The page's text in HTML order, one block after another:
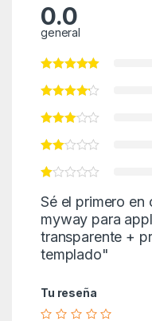
0.0
general
Sé el primero en
myway para
transparente +
templado"
Tu reseña